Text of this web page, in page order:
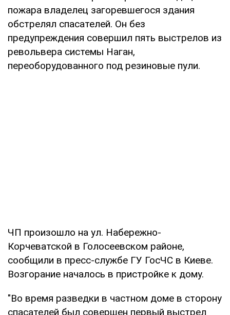
пожара владелец загоревшегося здания
обстрелял спасателей. Он без
предупреждения совершил пять выстрелов из
револьвера системы Наган,
переоборудованного под резиновые пули.
ЧП произошло на ул. Набережно-
Корчеватской в Голосеевском районе,
сообщили в пресс-службе ГУ ГосЧС в Киеве.
Возгорание началось в пристройке к дому.
"Во время разведки в частном доме в сторону
спасателей был совершен первый выстрел